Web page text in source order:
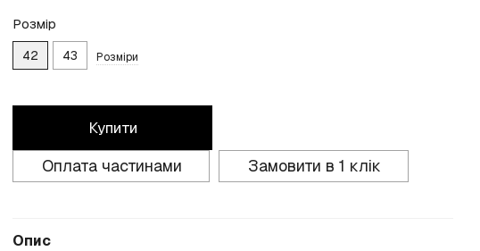
Розмір
42 43 Розміри
Купити
Оплата частинами Замовити в 1 клік
Опис